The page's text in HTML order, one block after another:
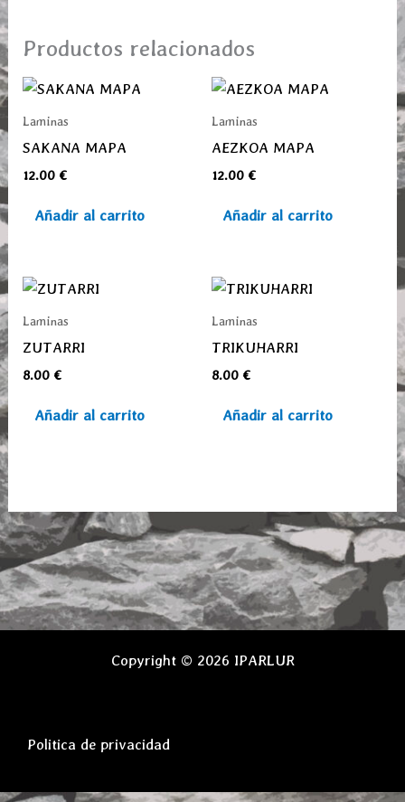
Productos relacionados
Laminas
SAKANA MAPA
12.00 €
Añadir al carrito
Laminas
AEZKOA MAPA
12.00 €
Añadir al carrito
Laminas
ZUTARRI
8.00 €
Añadir al carrito
Laminas
TRIKUHARRI
8.00 €
Añadir al carrito
Copyright © 2026 IPARLUR
Politica de privacidad